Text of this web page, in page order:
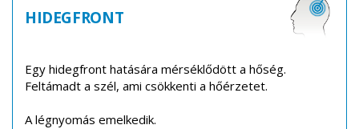
HIDEGFRONT
Egy hidegfront hatására mérséklődött a hőség.
Feltámadt a szél, ami csökkenti a hőérzetet.
A légnyomás emelkedik.